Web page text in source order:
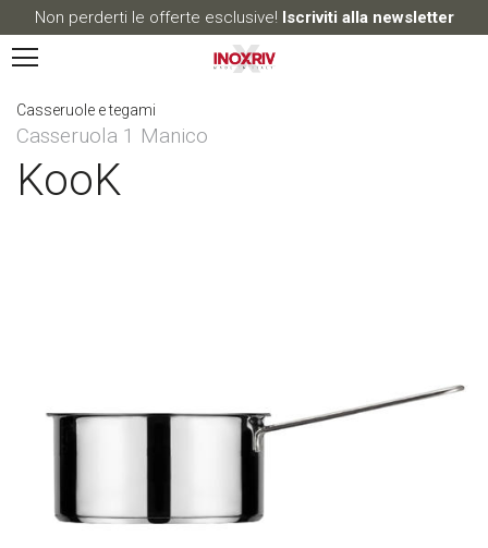
Non perderti le offerte esclusive! Iscriviti alla newsletter
Casseruole e tegami
Casseruola 1 Manico
KooK